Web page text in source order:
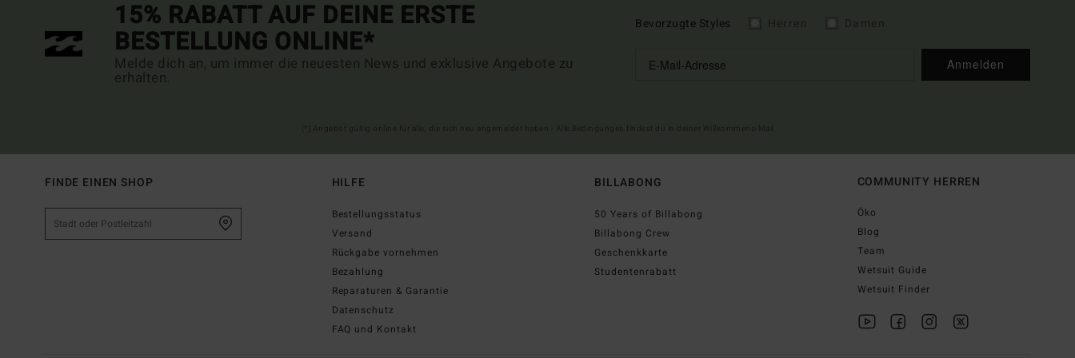
15% RABATT AUF DEINE ERSTE
BESTELLUNG ONLINE*
Melde dich an, um immer die neuesten News und exklusive Angebote zu
erhalten.
Bevorzugte Styles
Anmelden
FINDE EINEN SHOP HILFE
Bestellungsstatus
Versand
Rückgabe vornehmen
Bezahlung
Reparaturen & Garantie
Datenschutz
FAQ und Kontakt
BILLABONG
50 Years of Billabong
Billabong Crew
Geschenkkarte
Studentenrabatt
COMMUNITY HERREN
Öko
Blog
Team
Wetsuit Guide
Wetsuit Finder